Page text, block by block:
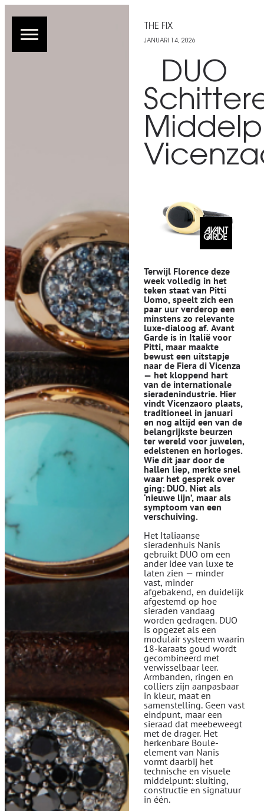
THE FIX
JANUARI 14, 2026
DUO
Terwijl Florence deze
week volledig in het
teken staat van Pitti
Uomo, speelt zich een
paar uur verderop een
minstens zo relevante
luxe-dialoog af. Avant
Garde is in Italië voor
Pitti, maar maakte
bewust een uitstapje
naar de Fiera di Vicenza
— het kloppend hart
van de internationale
sieradenindustrie. Hier
vindt Vicenzaoro plaats,
traditioneel in januari
en nog altijd een van de
belangrijkste beurzen
ter wereld voor juwelen,
edelstenen en horloges.
Wie dit jaar door de
hallen liep, merkte snel
waar het gesprek over
ging: DUO. Niet als
‘nieuwe lijn’, maar als
symptoom van een
verschuiving.
Het Italiaanse
sieradenhuis Nanis
gebruikt DUO om een
ander idee van luxe te
laten zien — minder
vast, minder
afgebakend, en duidelijk
afgestemd op hoe
sieraden vandaag
worden gedragen. DUO
is opgezet als een
modulair systeem waarin
18-karaats goud wordt
gecombineerd met
verwisselbaar leer.
Armbanden, ringen en
colliers zijn aanpasbaar
in kleur, maat en
samenstelling. Geen vast
eindpunt, maar een
sieraad dat meebeweegt
met de drager. Het
herkenbare Boule-
element van Nanis
vormt daarbij het
technische en visuele
middelpunt: sluiting,
constructie en signatuur
in één.